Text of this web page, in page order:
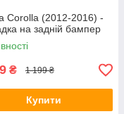
Corolla (2012-2016) -
на задній бампер
₴ 1 199 ₴
Купити